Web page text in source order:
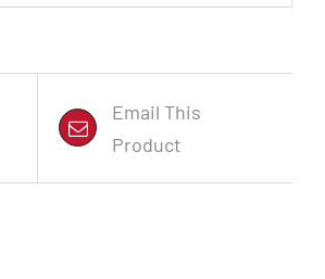
Email This
Product